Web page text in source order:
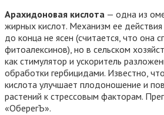
Арахидоновая кислота — одна из
жирных кислот. Механизм ее
до конца не ясен (считается, что она
фитоалексинов), но в сельском
как стимулятор и ускоритель
обработки гербицидами. Известно,
кислота улучшает плодоношение и
растений к стрессовым факторам.
«ОберегЪ».